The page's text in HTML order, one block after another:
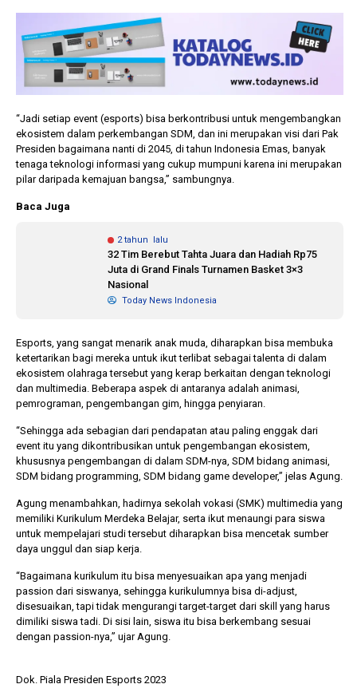
“Jadi setiap event (esports) bisa berkontribusi untuk mengembangkan
ekosistem dalam perkembangan SDM, dan ini merupakan visi dari Pak
Presiden bagaimana nanti di 2045, di tahun Indonesia Emas, banyak
tenaga teknologi informasi yang cukup mumpuni karena ini merupakan
pilar daripada kemajuan bangsa,” sambungnya.
Baca Juga
2 tahun lalu
32 Tim Berebut Tahta Juara dan Hadiah Rp75
Juta di Grand Finals Turnamen Basket 3×3
Nasional
Today News Indonesia
Esports, yang sangat menarik anak muda, diharapkan bisa membuka
ketertarikan bagi mereka untuk ikut terlibat sebagai talenta di dalam
ekosistem olahraga tersebut yang kerap berkaitan dengan teknologi
dan multimedia. Beberapa aspek di antaranya adalah animasi,
pemrograman, pengembangan gim, hingga penyiaran.
“Sehingga ada sebagian dari pendapatan atau paling enggak dari
event itu yang dikontribusikan untuk pengembangan ekosistem,
khususnya pengembangan di dalam SDM-nya, SDM bidang animasi,
SDM bidang programming, SDM bidang game developer,” jelas Agung.
Agung menambahkan, hadirnya sekolah vokasi (SMK) multimedia yang
memiliki Kurikulum Merdeka Belajar, serta ikut menaungi para siswa
untuk mempelajari studi tersebut diharapkan bisa mencetak sumber
daya unggul dan siap kerja.
“Bagaimana kurikulum itu bisa menyesuaikan apa yang menjadi
passion dari siswanya, sehingga kurikulumnya bisa di-adjust,
disesuaikan, tapi tidak mengurangi target-target dari skill yang harus
dimiliki siswa tadi. Di sisi lain, siswa itu bisa berkembang sesuai
dengan passion-nya,” ujar Agung.
Dok. Piala Presiden Esports 2023